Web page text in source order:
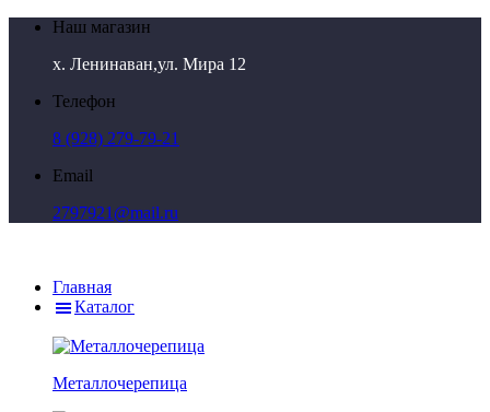
Наш магазин
х. Ленинаван,ул. Мира 12
Телефон
8 (928) 279-79-21
Email
2797921@mail.ru
Главная
Каталог
Металлочерепица